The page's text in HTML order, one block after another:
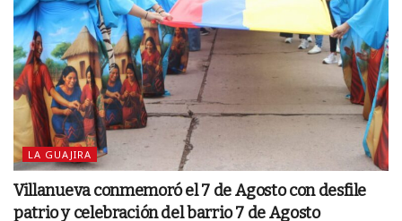
LA GUAJIRA
Villanueva conmemoró el 7 de Agosto con desfile
patrio y celebración del barrio 7 de Agosto